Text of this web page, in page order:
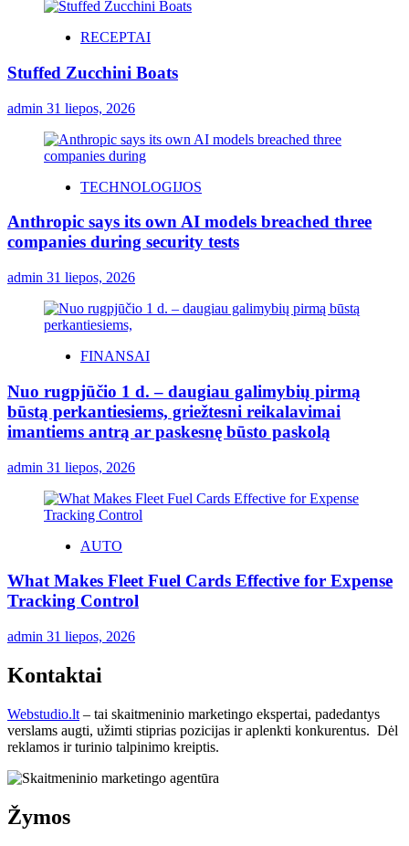
RECEPTAI
Stuffed Zucchini Boats
admin 31 liepos, 2026
TECHNOLOGIJOS
Anthropic says its own AI models breached three
companies during security tests
admin 31 liepos, 2026
FINANSAI
Nuo rugpjūčio 1 d. – daugiau galimybių pirmą
būstą perkantiesiems, griežtesni reikalavimai
imantiems antrą ar paskesnę būsto paskolą
admin 31 liepos, 2026
AUTO
What Makes Fleet Fuel Cards Effective for Expense
Tracking Control
admin 31 liepos, 2026
Kontaktai
Webstudio.lt – tai skaitmeninio marketingo ekspertai, padedantys
verslams augti, užimti stiprias pozicijas ir aplenkti konkurentus. Dėl
reklamos ir turinio talpinimo kreiptis.
Žymos